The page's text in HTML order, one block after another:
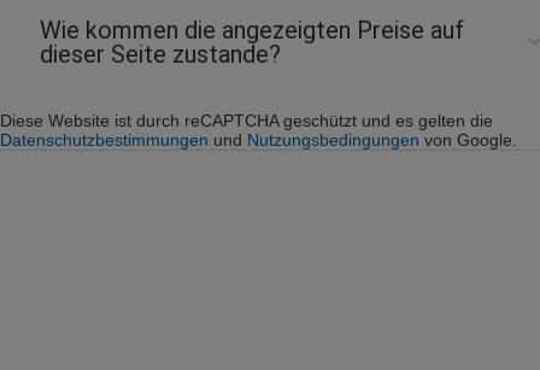
Wie kommen die angezeigten Preise auf
dieser Seite zustande?
Diese Website ist durch reCAPTCHA geschützt und es gelten die
Datenschutzbestimmungen und Nutzungsbedingungen von Google.